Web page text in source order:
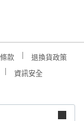
款
退換貨政策
資訊安全